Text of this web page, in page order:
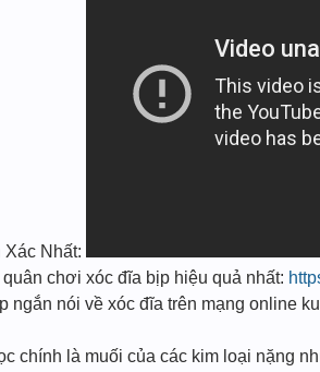
Nhất:
chơi xóc đĩa bịp hiệu quả nhất:
nói về xóc đĩa trên mạng online
chính là muối của các kim loại nặng